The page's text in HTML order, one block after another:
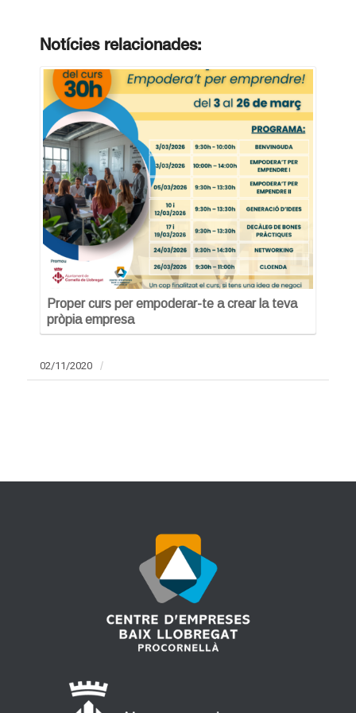
Notícies relacionades:
Proper curs per empoderar-te a crear la teva
pròpia empresa
02/11/2020 /